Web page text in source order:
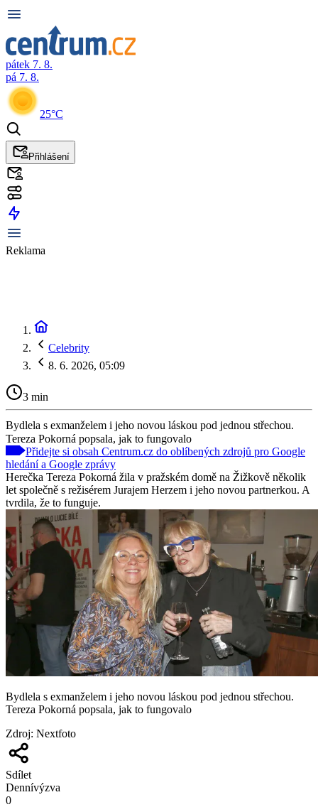
pátek 7. 8.
pá 7. 8.
25°C
Přihlášení
Reklama
Celebrity
8. 6. 2026, 05:09
3 min
Bydlela s exmanželem i jeho novou láskou pod jednou střechou.
Tereza Pokorná popsala, jak to fungovalo
Přidejte si obsah Centrum.cz do oblíbených zdrojů pro Google
hledání a Google zprávy
Herečka Tereza Pokorná žila v pražském domě na Žižkově několik
let společně s režisérem Jurajem Herzem i jeho novou partnerkou. A
tvrdila, že to funguje.
Bydlela s exmanželem i jeho novou láskou pod jednou střechou.
Tereza Pokorná popsala, jak to fungovalo
Zdroj: Nextfoto
Sdílet
Dennívýzva
0